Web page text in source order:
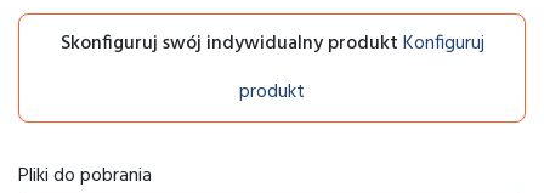
Skonfiguruj swój indywidualny produktKonfiguruj
produkt
Pliki do pobrania